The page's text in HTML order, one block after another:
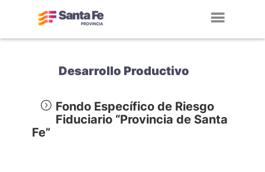
Desarrollo Productivo
Fondo Específico de Riesgo
Fiduciario “Provincia de Santa
Fe”